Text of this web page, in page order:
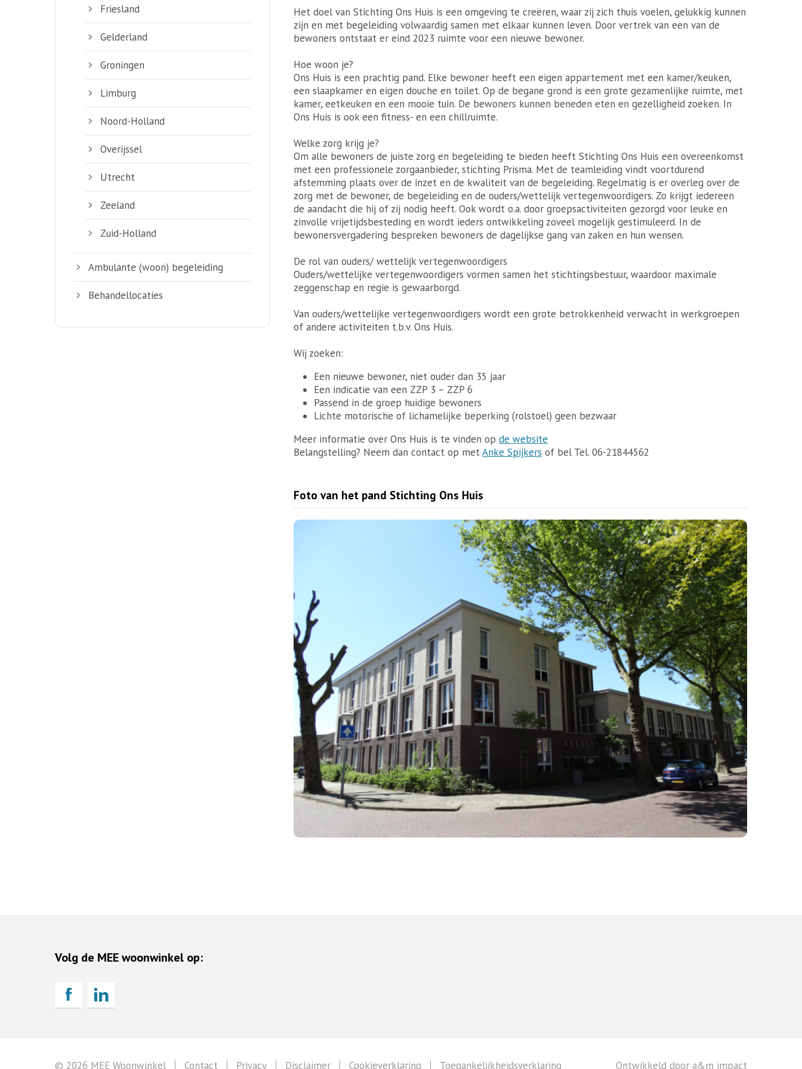
Friesland
Gelderland
Groningen
Limburg
Noord-Holland
Overijssel
Utrecht
Zeeland
Zuid-Holland
Ambulante (woon) begeleiding
Behandellocaties
Het doel van Stichting Ons Huis is een omgeving te creëren, waar zij zich thuis voelen, gelukkig kunnen
zijn en met begeleiding volwaardig samen met elkaar kunnen leven. Door vertrek van een van de
bewoners ontstaat er eind 2023 ruimte voor een nieuwe bewoner.
Hoe woon je?
Ons Huis is een prachtig pand. Elke bewoner heeft een eigen appartement met een kamer/keuken,
een slaapkamer en eigen douche en toilet. Op de begane grond is een grote gezamenlijke ruimte, met
kamer, eetkeuken en een mooie tuin. De bewoners kunnen beneden eten en gezelligheid zoeken. In
Ons Huis is ook een fitness- en een chillruimte.
Welke zorg krijg je?
Om alle bewoners de juiste zorg en begeleiding te bieden heeft Stichting Ons Huis een overeenkomst
met een professionele zorgaanbieder, stichting Prisma. Met de teamleiding vindt voortdurend
afstemming plaats over de inzet en de kwaliteit van de begeleiding. Regelmatig is er overleg over de
zorg met de bewoner, de begeleiding en de ouders/wettelijk vertegenwoordigers. Zo krijgt iedereen
de aandacht die hij of zij nodig heeft. Ook wordt o.a. door groepsactiviteiten gezorgd voor leuke en
zinvolle vrijetijdsbesteding en wordt ieders ontwikkeling zoveel mogelijk gestimuleerd. In de
bewonersvergadering bespreken bewoners de dagelijkse gang van zaken en hun wensen.
De rol van ouders/ wettelijk vertegenwoordigers
Ouders/wettelijke vertegenwoordigers vormen samen het stichtingsbestuur, waardoor maximale
zeggenschap en regie is gewaarborgd.
Van ouders/wettelijke vertegenwoordigers wordt een grote betrokkenheid verwacht in werkgroepen
of andere activiteiten t.b.v. Ons Huis.
Wij zoeken:
Een nieuwe bewoner, niet ouder dan 35 jaar
Een indicatie van een ZZP 3 – ZZP 6
Passend in de groep huidige bewoners
Lichte motorische of lichamelijke beperking (rolstoel) geen bezwaar
Meer informatie over Ons Huis is te vinden op de website
Belangstelling? Neem dan contact op metAnke Spijkers of bel Tel. 06-21844562
Foto van het pand Stichting Ons Huis
Volg de MEE woonwinkel op:
© 2026 MEE Woonwinkel Ontwikkeld door a&m impact
Contact Privacy Disclaimer Cookieverklaring Toegankelijkheidsverklaring